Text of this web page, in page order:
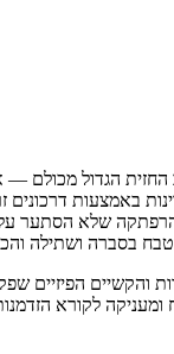
החזית הגדול מכולם
באמצעות
שלא הסתער
בסברה ושתילה
והקשיים הפיזיים
ומעניקה לקורא